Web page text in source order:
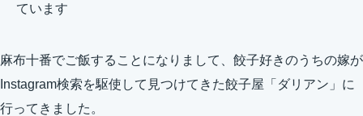
ています
麻布十番でご飯することになりまして、餃子好きのうちの嫁が
Instagram検索を駆使して見つけてきた餃子屋「ダリアン」に
行ってきました。